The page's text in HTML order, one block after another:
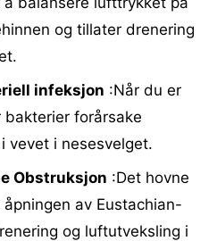
og tillater drenering
infeksjon :Når du er
forårsake
vevet i nesesvelget.
Obstruksjon :Det hovne
av Eustachian-
og luftutveksling i